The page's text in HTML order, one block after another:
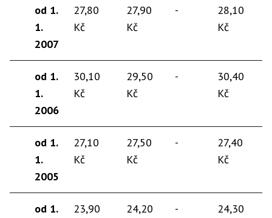
od 1.
1.
2007
27,80
Kč
27,90
Kč
-
28,10
Kč
od 1.
1.
2006
30,10
Kč
29,50
Kč
-
30,40
Kč
od 1.
1.
2005
27,10
Kč
27,50
Kč
-
27,40
Kč
od 1.
23,90
24,20
-
24,30